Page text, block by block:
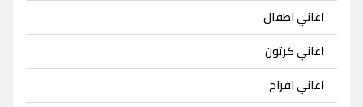
اغاني اطفال
اغاني كرتون
اغاني افراح